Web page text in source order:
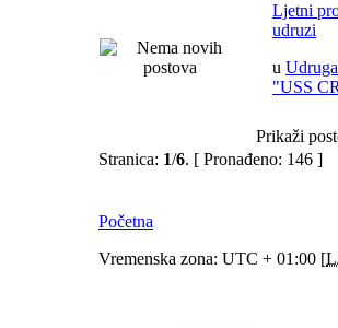
Ljetni
udruzi
u
"USS
Prikaži
Stranica: 1/6. [ Pronađeno: 146 ]
Početna
Vremenska zona: UTC + 01:00 [